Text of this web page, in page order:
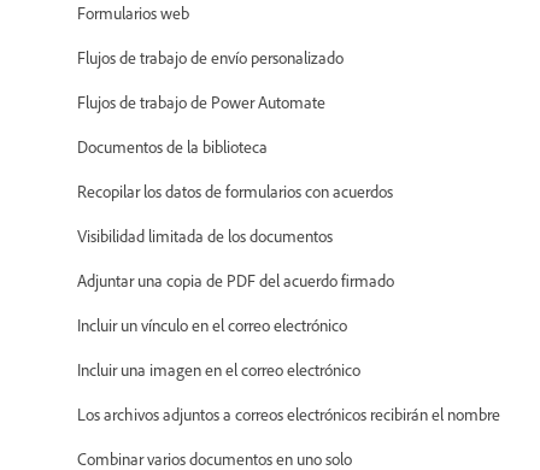
Formularios web
Flujos de trabajo de envío personalizado
Flujos de trabajo de Power Automate
Documentos de la biblioteca
Recopilar los datos de formularios con acuerdos
Visibilidad limitada de los documentos
Adjuntar una copia de PDF del acuerdo firmado
Incluir un vínculo en el correo electrónico
Incluir una imagen en el correo electrónico
Los archivos adjuntos a correos electrónicos recibirán el nombre
Combinar varios documentos en uno solo